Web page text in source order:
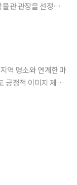
관 관장을 선정했
역 명소와 연계한 마